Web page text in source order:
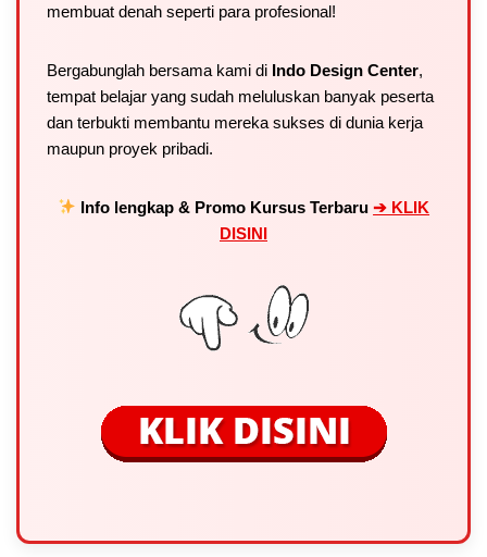
membuat denah seperti para profesional!
Bergabunglah bersama kami di Indo Design Center,
tempat belajar yang sudah meluluskan banyak peserta
dan terbukti membantu mereka sukses di dunia kerja
maupun proyek pribadi.
Info lengkap & Promo Kursus Terbaru ➔ KLIK
DISINI